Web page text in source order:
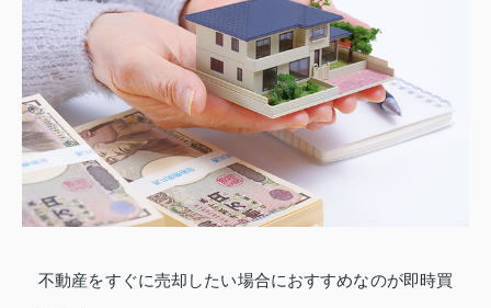
不動産をすぐに売却したい場合におすすめなのが即時買